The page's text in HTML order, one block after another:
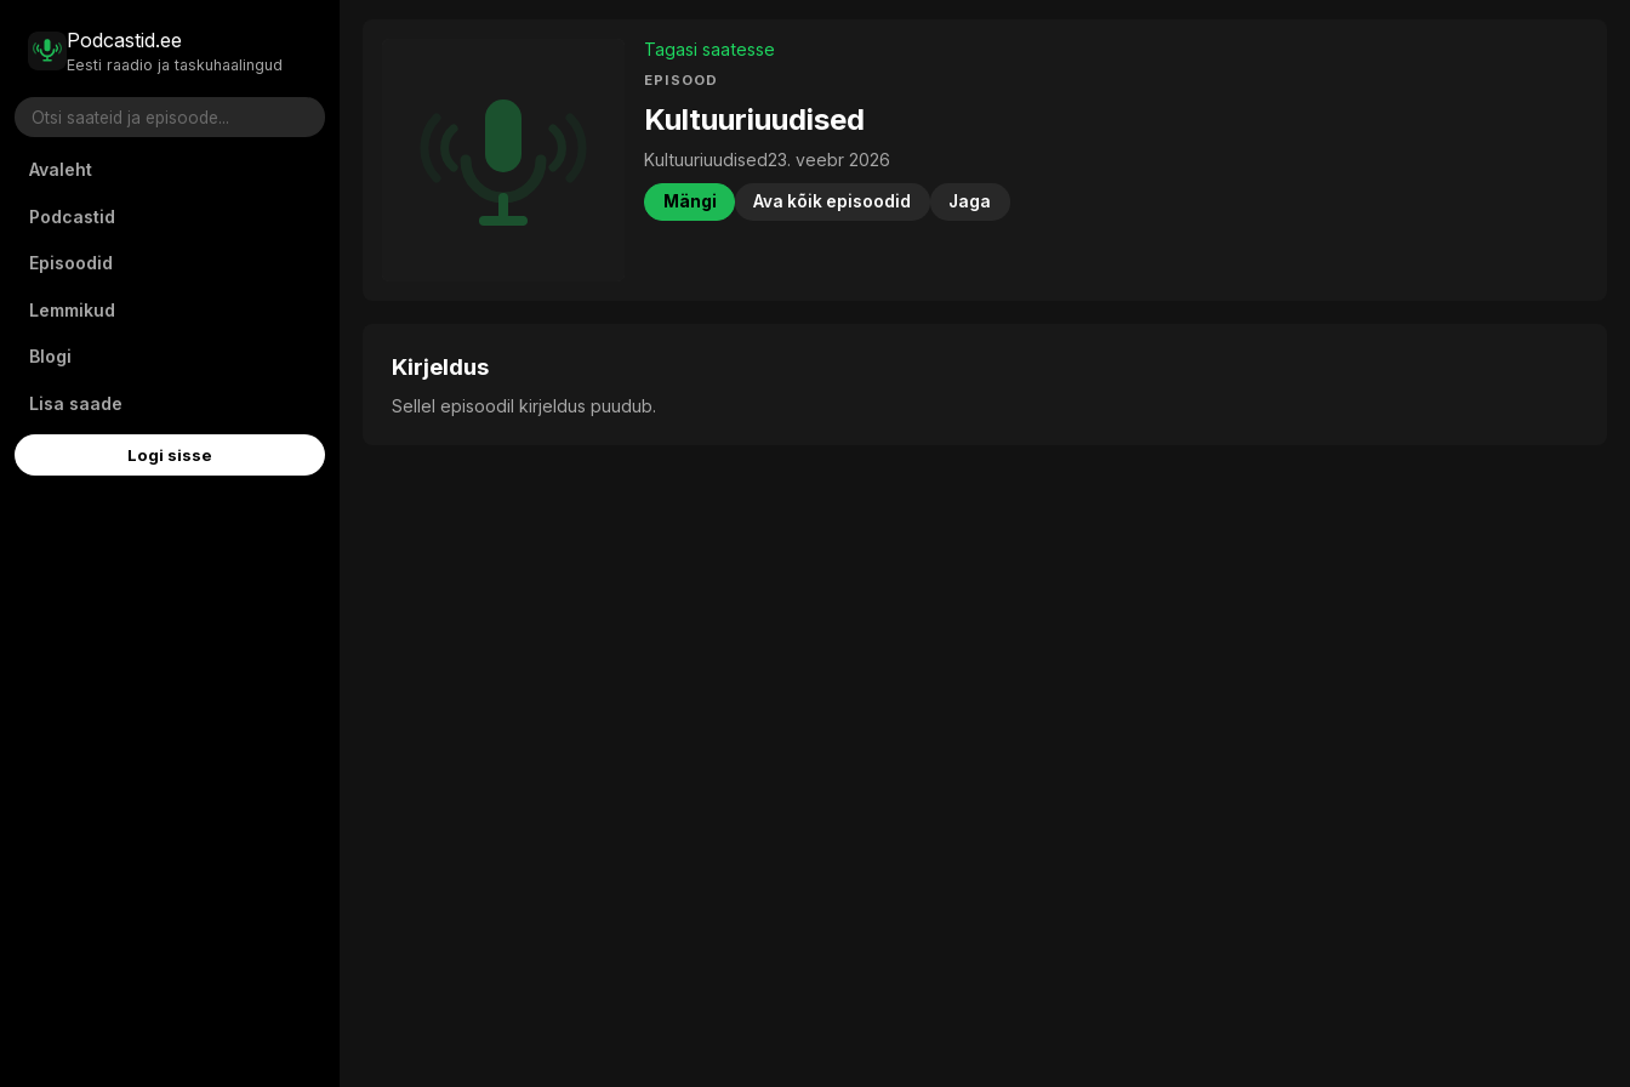
Podcastid.ee
Eesti raadio ja taskuhaalingud
Avaleht
Podcastid
Episoodid
Lemmikud
Blogi
Lisa saade
Logi sisse
Tagasi saatesse
EPISOOD
Kultuuriuudised
Kultuuriuudised23. veebr 2026
Mängi Ava kõik episoodid Jaga
Kirjeldus
Sellel episoodil kirjeldus puudub.